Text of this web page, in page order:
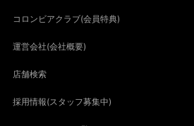
コロンビアクラブ(会員特典)
運営会社(会社概要)
店舗検索
採用情報(スタッフ募集中)